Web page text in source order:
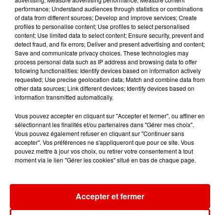
VITAA & CLAUDIO
CAPEO
Un Peu De Reve
OFENBACH, STARSAILOR
Four To The Floor
KATSEYE
Gabriela
performance; Understand audiences through statistics or combinations
of data from different sources; Develop and improve services; Create
profiles to personalise content; Use profiles to select personalised
content; Use limited data to select content; Ensure security, prevent and
detect fraud, and fix errors; Deliver and present advertising and content;
Save and communicate privacy choices. These technologies may
process personal data such as IP address and browsing data to offer
following functionalities: Identify devices based on information actively
requested; Use precise geolocation data; Match and combine data from
other data sources; Link different devices; Identify devices based on
information transmitted automatically.
Vous pouvez accepter en cliquant sur "Accepter et fermer", ou affiner en
sélectionnant les finalités et/ou partenaires dans "Gérer mes choix".
Vous pouvez également refuser en cliquant sur "Continuer sans
accepter". Vos préférences ne s'appliqueront que pour ce site. Vous
pouvez mettre à jour vos choix, ou retirer votre consentement à tout
moment via le lien "Gérer les cookies" situé en bas de chaque page.
Accepter et fermer